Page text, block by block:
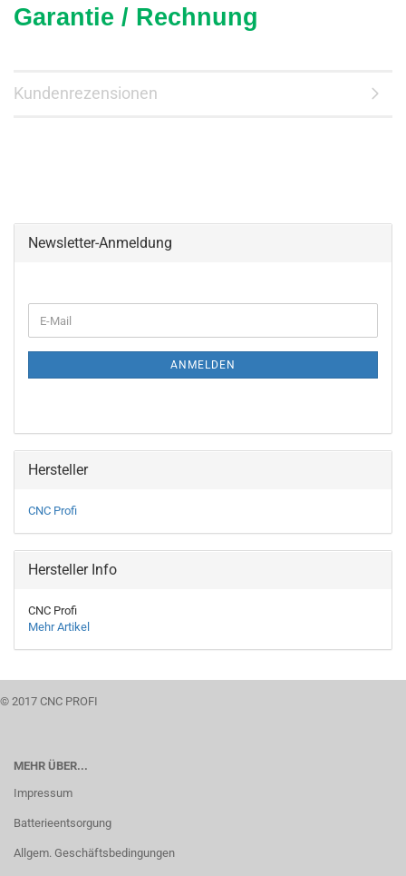
Garantie / Rechnung
Kundenrezensionen
Newsletter-Anmeldung
ZUR
E-
Mail
ANMELDEN
Hersteller
CNC Profi
Hersteller Info
CNC Profi
Mehr Artikel
© 2017 CNC PROFI
MEHR ÜBER...
Impressum
Batterieentsorgung
Allgem. Geschäftsbedingungen